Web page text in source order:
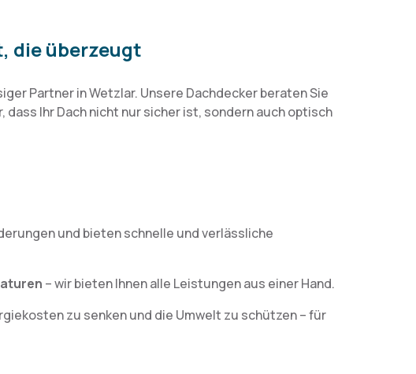
die überzeugt
Partner in Wetzlar. Unsere Dachdecker beraten Sie
Ihr Dach nicht nur sicher ist, sondern auch optisch
und bieten schnelle und verlässliche
– wir bieten Ihnen alle Leistungen aus einer Hand.
zu senken und die Umwelt zu schützen – für